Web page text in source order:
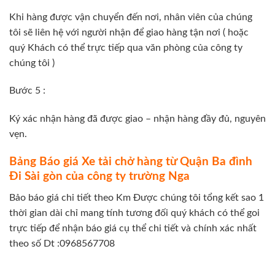
Khi hàng được vận chuyển đến nơi, nhân viên của chúng
tôi sẽ liên hệ với người nhận để giao hàng tận nơi ( hoặc
quý Khách có thể trực tiếp qua văn phòng của công ty
chúng tôi )
Bước 5 :
Ký xác nhận hàng đã được giao – nhận hàng đầy đủ, nguyên
vẹn.
Bảng Báo giá Xe tải chở hàng từ Quận Ba đình
Đi Sài gòn của công ty trường Nga
Bảo báo giá chi tiết theo Km Được chúng tôi tổng kết sao 1
thời gian dài chỉ mang tính tương đối quý khách có thể goi
trực tiếp để nhận báo giá cụ thể chi tiết và chính xác nhất
theo số Dt :0968567708